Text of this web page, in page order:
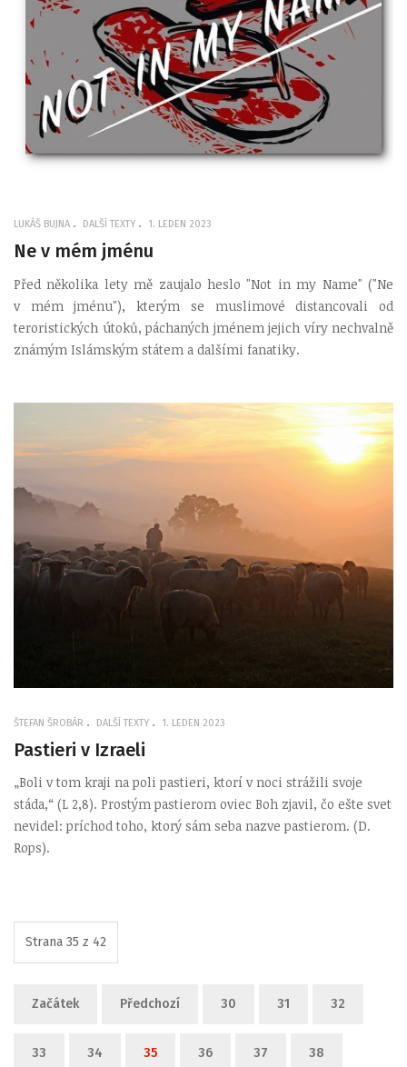
LUKÁŠ BUJNA DALŠÍ TEXTY 1. LEDEN 2023
Ne v mém jménu
Před několika lety mě zaujalo heslo "Not in my Name" ("Ne
v mém jménu"), kterým se muslimové distancovali od
teroristických útoků, páchaných jménem jejich víry nechvalně
známým Islámským státem a dalšími fanatiky.
ŠTEFAN ŠROBÁR DALŠÍ TEXTY 1. LEDEN 2023
Pastieri v Izraeli
„Boli v tom kraji na poli pastieri, ktorí v noci strážili svoje
stáda,“ (L 2,8). Prostým pastierom oviec Boh zjavil, čo ešte svet
nevidel: príchod toho, ktorý sám seba nazve pastierom. (D.
Rops).
Strana 35 z 42
Začátek Předchozí 30 31 32
33 34 35 36 37 38